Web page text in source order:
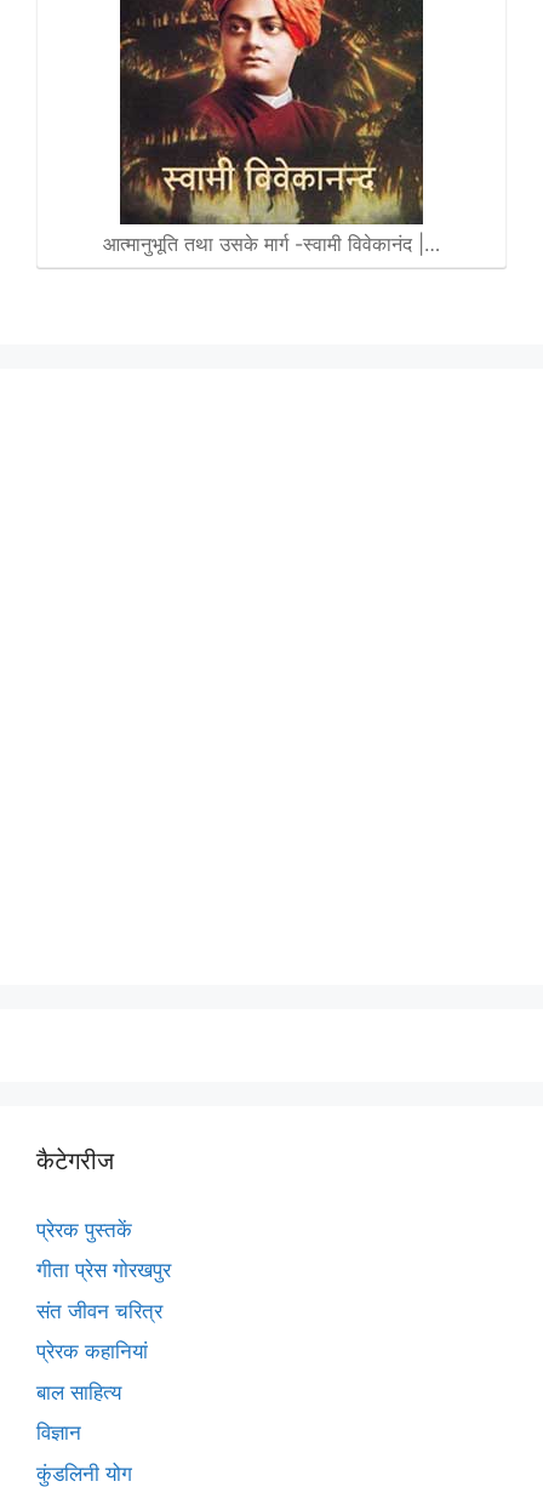
आत्मानुभूति तथा उसके मार्ग -स्वामी विवेकानंद |…
कैटेगरीज
प्रेरक पुस्तकें
गीता प्रेस गोरखपुर
संत जीवन चरित्र
प्रेरक कहानियां
बाल साहित्य
विज्ञान
कुंडलिनी योग